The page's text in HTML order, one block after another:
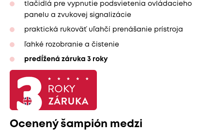
tlačidlá pre vypnutie podsvietenia ovládacieho
panelu a zvukovej signalizácie
praktická rukoväť uľahčí prenášanie prístroja
ľahké rozobranie a čistenie
predĺžená záruka 3 roky
Ocenený šampión medzi